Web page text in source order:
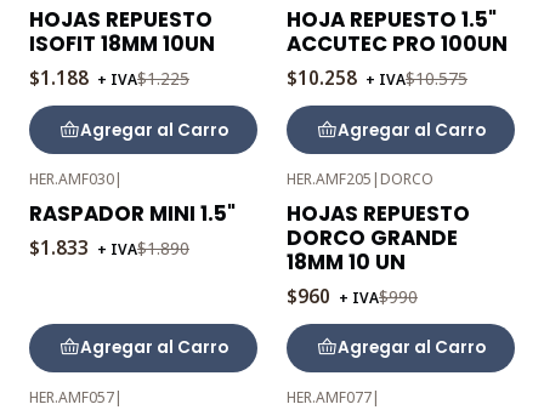
-3%
OFF
HOJAS REPUESTO
ISOFIT 18MM 10UN
$1.188 + IVA$1.225
Agregar al Carro
-3%
OFF
HOJA REPUESTO 1.5"
ACCUTEC PRO 100UN
$10.258 + IVA$10.575
Agregar al Carro
-3%
OFF
HER.AMF030|
RASPADOR MINI 1.5"
$1.833 + IVA$1.890
Agregar al Carro
-3%
OFF
HER.AMF205 | DORCO
HOJAS REPUESTO
DORCO GRANDE
18MM 10 UN
$960 + IVA$990
Agregar al Carro
HER.AMF057| HER.AMF077|